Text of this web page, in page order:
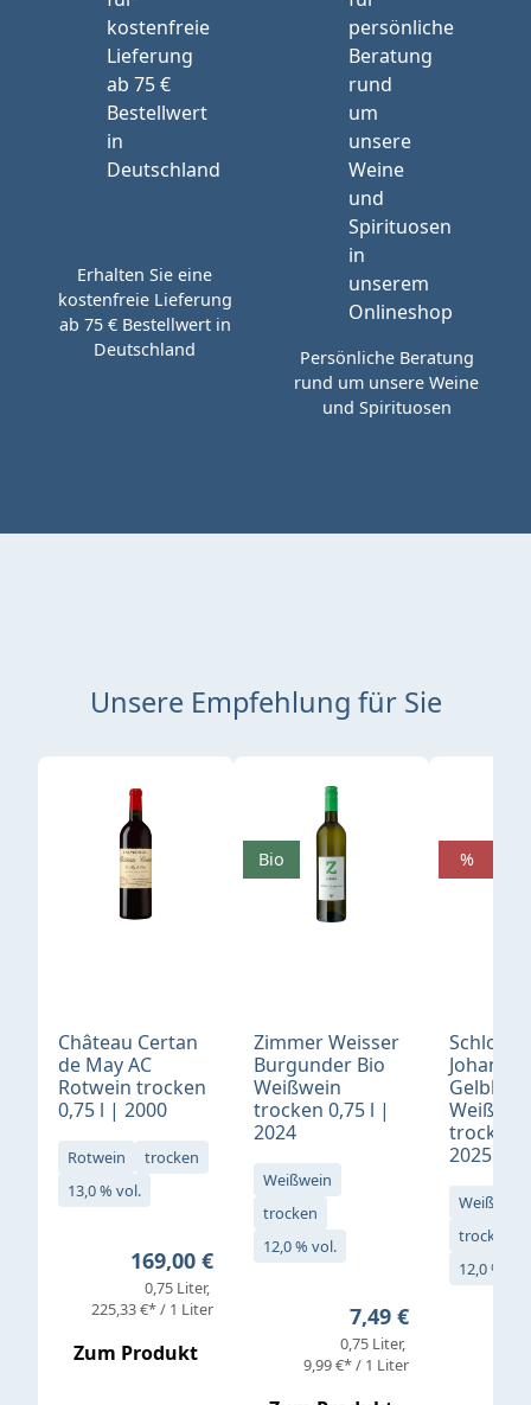
Erhalten Sie eine
kostenfreie Lieferung
ab 75 € Bestellwert in
Deutschland
Persönliche Beratung
rund um unsere Weine
und Spirituosen
Unsere Empfehlung für Sie
Produktgalerie überspringen
Château Certan
de May AC
Rotwein trocken
0,75 l | 2000
Rotwein
trocken
13,0 % vol.
Regulärer Preis:
169,00 €
0,75 Liter
225,33 €* / 1 Liter
Zum Produkt
Zimmer Weisser
Burgunder Bio
Weißwein
trocken 0,75 l |
2024
Weißwein
trocken
12,0 % vol.
Regulärer Preis:
7,49 €
0,75 Liter
9,99 €* / 1 Liter
Bio
Schloß
Gelblack
trocken
2025
Weißwein
trocken
12,0 % vol.
%